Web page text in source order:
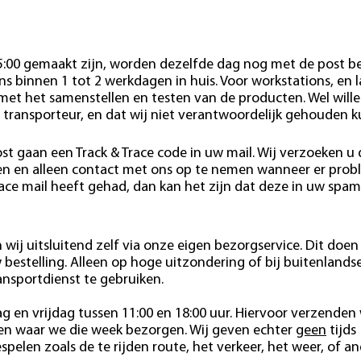
gemaakt zijn, worden dezelfde dag nog met de post
binnen 1 tot 2 werkdagen in huis. Voor workstations, en
het samenstellen en testen van de producten. Wel
en dat wij niet verantwoordelijk gehouden
een Track & Trace code in uw mail. Wij verzoeken u
en alleen contact met ons op te nemen wanneer er
mail heeft gehad, dan kan het zijn dat deze in uw
uitsluitend zelf via onze eigen bezorgservice. Dit
Alleen op hoge uitzondering of bij
te gebruiken.
en vrijdag tussen 11:00 en 18:00 uur. Hiervoor verzenden
waar we die week bezorgen. Wij geven echter geen tijds
zoals de te rijden route, het verkeer, het weer, of